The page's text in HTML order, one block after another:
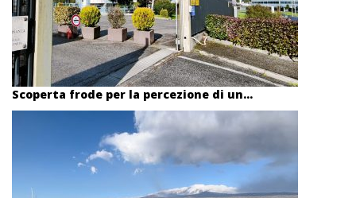
Scoperta frode per la percezione di un...